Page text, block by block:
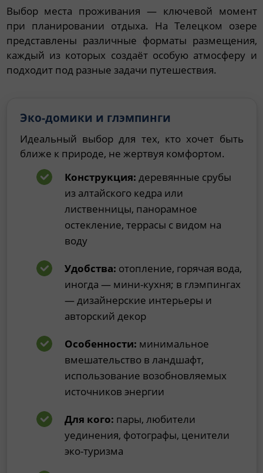
Выбор места проживания — ключевой момент
при планировании отдыха. На Телецком озере
представлены различные форматы размещения,
каждый из которых создаёт особую атмосферу и
подходит под разные задачи путешествия.
Эко-домики и глэмпинги
Идеальный выбор для тех, кто хочет быть
ближе к природе, не жертвуя комфортом.
Конструкция: деревянные срубы
из алтайского кедра или
лиственницы, панорамное
остекление, террасы с видом на
воду
Удобства: отопление, горячая вода,
иногда — мини-кухня; в глэмпингах
— дизайнерские интерьеры и
авторский декор
Особенности: минимальное
вмешательство в ландшафт,
использование возобновляемых
источников энергии
Для кого: пары, любители
уединения, фотографы, ценители
эко-туризма